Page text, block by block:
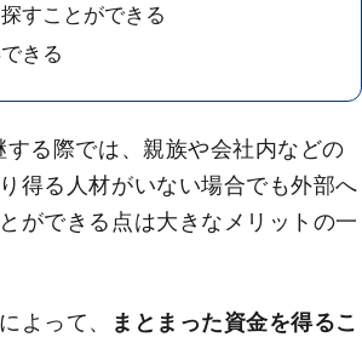
すことができる
きる
る際では、親族や会社内などの
得る人材がいない場合でも外部へ
ができる点は大きなメリットの一
よって、
まとまった資金を得るこ